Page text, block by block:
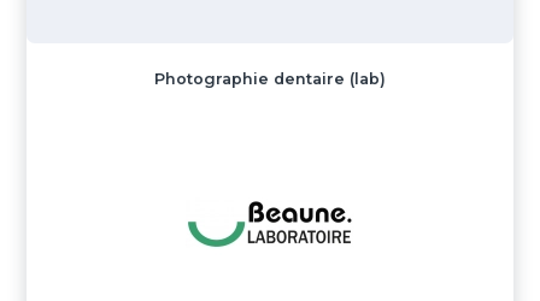
Photographie dentaire (lab)